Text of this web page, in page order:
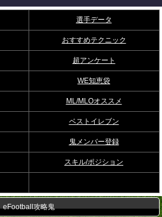
選手データ
おすすめテクニック
超アンケート
WE知恵袋
ML/MLOオススメ
ベストイレブン
鬼メンバー登録
スキル/ポジション
eFootball攻略鬼